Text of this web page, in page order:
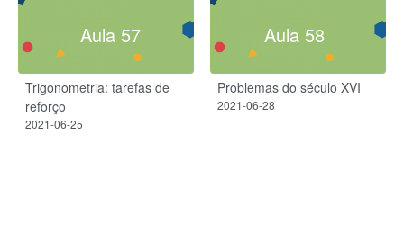
Aula 57
Trigonometria: tarefas de
reforço
2021-06-25
Aula 58
Problemas do século XVI
2021-06-28